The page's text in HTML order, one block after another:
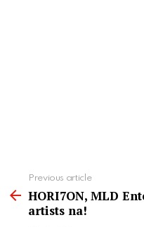
more
Previous article
HORI7ON, MLD
artists na!